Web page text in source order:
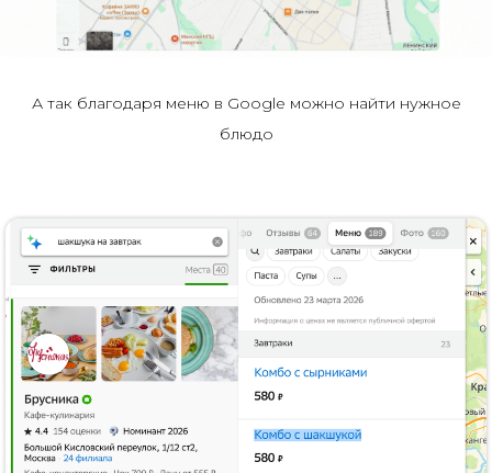
А так благодаря меню в Google можно найти нужное
блюдо